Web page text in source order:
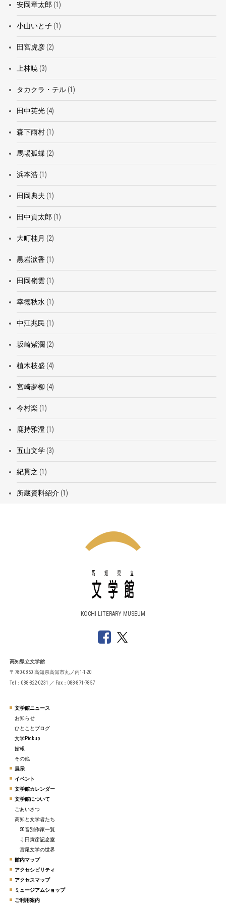
安岡章太郎 (1)
小山いと子(1)
田宮虎彦(2)
上林暁 (3)
タカクラ・テル(1)
田中英光(4)
森下雨村(1)
馬場孤蝶 (2)
浜本浩(1)
田岡典夫 (1)
田中貢太郎 (1)
大町桂月 (2)
黒岩涙香(1)
田岡嶺雲(1)
幸徳秋水 (1)
中江兆民 (1)
坂崎紫瀾 (2)
植木枝盛 (4)
宮崎夢柳 (4)
今村楽 (1)
鹿持雅澄(1)
五山文学(3)
紀貫之 (1)
所蔵資料紹介(1)
KOCHI LITERARY MUSEUM
高知県立文学館
〒780-0850 高知県高知市丸ノ内1-1-20
Tel：088-822-0231 ／ Fax：088-871-7857
文学館ニュース
お知らせ
ひとことブログ
文学Pickup
館報
その他
展示
イベント
文学館カレンダー
文学館について
ごあいさつ
高知と文学者たち
50音別作家一覧
寺田寅彦記念室
宮尾文学の世界
館内マップ
アクセシビリティ
アクセスマップ
ミュージアムショップ
ご利用案内